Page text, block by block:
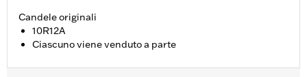
Candele originali
10R12A
Ciascuno viene venduto a parte